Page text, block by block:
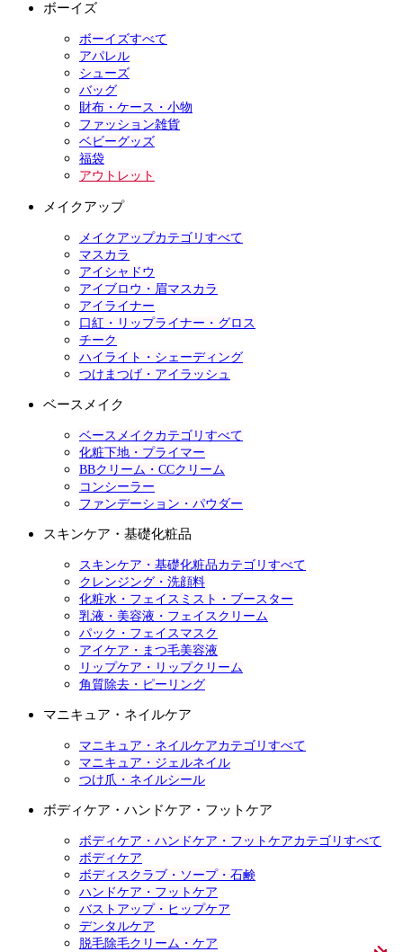
ボーイズ
ボーイズすべて
アパレル
シューズ
バッグ
財布・ケース・小物
ファッション雑貨
ベビーグッズ
福袋
アウトレット
メイクアップ
メイクアップカテゴリすべて
マスカラ
アイシャドウ
アイブロウ・眉マスカラ
アイライナー
口紅・リップライナー・グロス
チーク
ハイライト・シェーディング
つけまつげ・アイラッシュ
ベースメイク
ベースメイクカテゴリすべて
化粧下地・プライマー
BBクリーム・CCクリーム
コンシーラー
ファンデーション・パウダー
スキンケア・基礎化粧品
スキンケア・基礎化粧品カテゴリすべて
クレンジング・洗顔料
化粧水・フェイスミスト・ブースター
乳液・美容液・フェイスクリーム
パック・フェイスマスク
アイケア・まつ毛美容液
リップケア・リップクリーム
角質除去・ピーリング
マニキュア・ネイルケア
マニキュア・ネイルケアカテゴリすべて
マニキュア・ジェルネイル
つけ爪・ネイルシール
ボディケア・ハンドケア・フットケア
ボディケア・ハンドケア・フットケアカテゴリすべて
ボディケア
ボディスクラブ・ソープ・石鹸
ハンドケア・フットケア
バストアップ・ヒップケア
デンタルケア
脱毛除毛クリーム・ケア